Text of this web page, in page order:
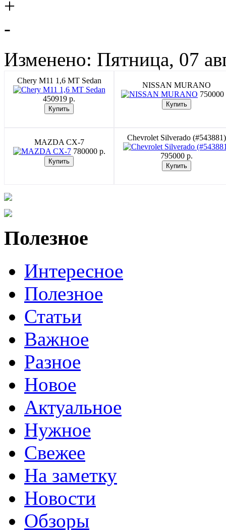
+
-
Изменено: Пятница, 07
Chery M11 1,6 MT Sedan
450919 p.
NISSAN MURANO
750000
MAZDA CX-7
780000 p.
Chevrolet Silverado (#543881)
795000 p.
Полезное
Интересное
Полезное
Статьи
Важное
Разное
Новое
Актуальное
Нужное
Свежее
На заметку
Новости
Обзоры